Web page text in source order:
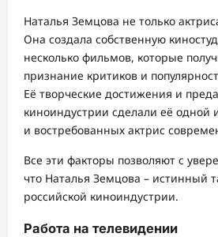
Наталья Земцова не только
Она создала собственную
несколько фильмов, которые
признание критиков и
Её творческие достижения и
киноиндустрии сделали её
и востребованных актрис
Все эти факторы позволяют с
что Наталья Земцова – истинный
российской киноиндустрии.
Работа на телевидении